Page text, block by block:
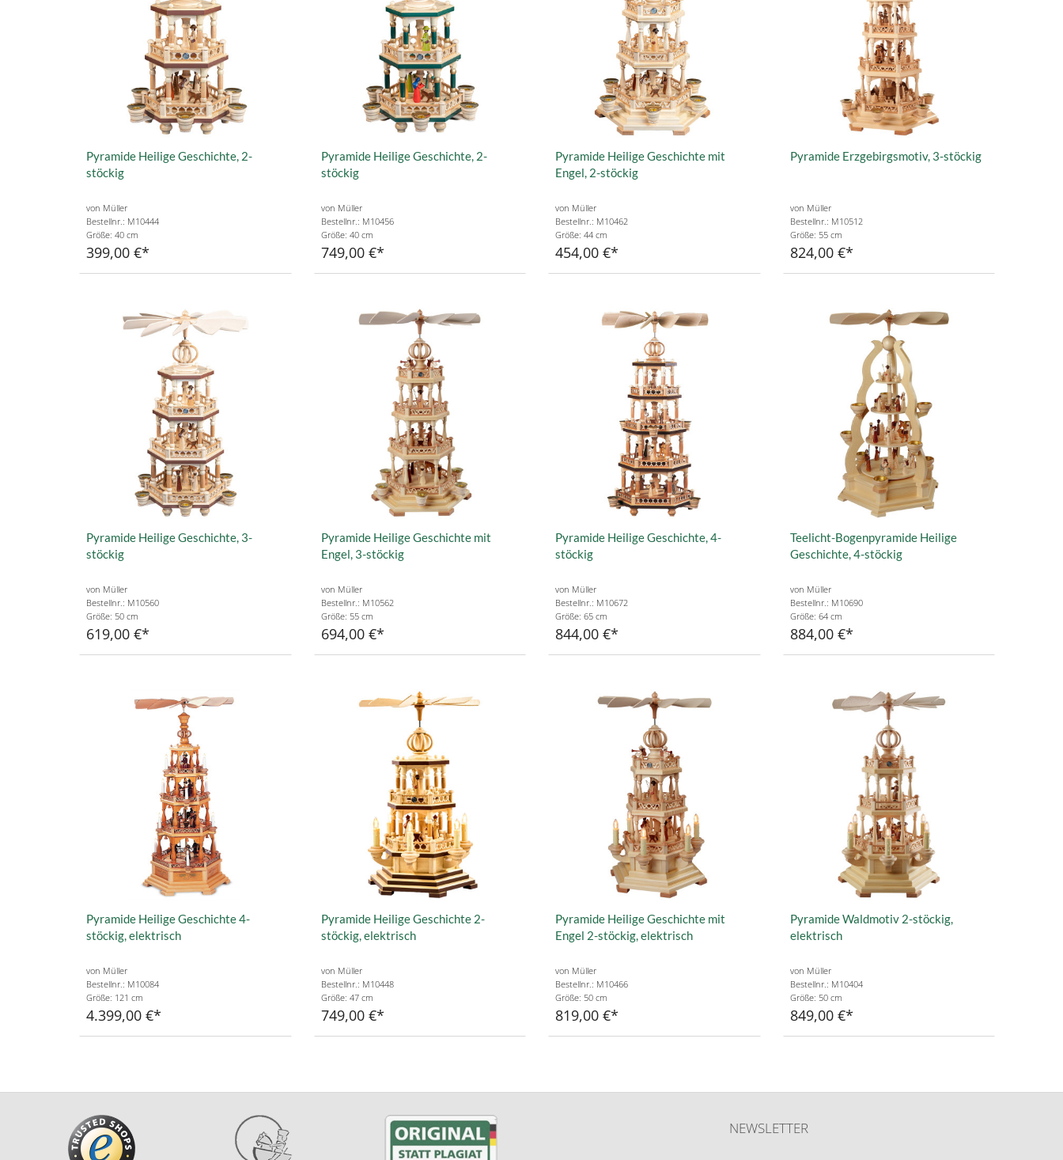
Pyramide Heilige Geschichte, 2-
stöckig
von Müller
Bestellnr.: M10444
Größe: 40 cm
399,00 €
Pyramide Heilige Geschichte, 2-
stöckig
von Müller
Bestellnr.: M10456
Größe: 40 cm
749,00 €
Pyramide Heilige Geschichte mit
Engel, 2-stöckig
von Müller
Bestellnr.: M10462
Größe: 44 cm
454,00 €
Pyramide Erzgebirgsmotiv, 3-stöckig
von Müller
Bestellnr.: M10512
Größe: 55 cm
824,00 €
Pyramide Heilige Geschichte, 3-
stöckig
von Müller
Bestellnr.: M10560
Größe: 50 cm
619,00 €
Pyramide Heilige Geschichte mit
Engel, 3-stöckig
von Müller
Bestellnr.: M10562
Größe: 55 cm
694,00 €
Pyramide Heilige Geschichte, 4-
stöckig
von Müller
Bestellnr.: M10672
Größe: 65 cm
844,00 €
Teelicht-Bogenpyramide Heilige
Geschichte, 4-stöckig
von Müller
Bestellnr.: M10690
Größe: 64 cm
884,00 €
Pyramide Heilige Geschichte 4-
stöckig, elektrisch
von Müller
Bestellnr.: M10084
Größe: 121 cm
4.399,00 €
Pyramide Heilige Geschichte 2-
stöckig, elektrisch
von Müller
Bestellnr.: M10448
Größe: 47 cm
749,00 €
Pyramide Heilige Geschichte mit
Engel 2-stöckig, elektrisch
von Müller
Bestellnr.: M10466
Größe: 50 cm
819,00 €
Pyramide Waldmotiv 2-stöckig,
elektrisch
von Müller
Bestellnr.: M10404
Größe: 50 cm
849,00 €
NEWSLETTER